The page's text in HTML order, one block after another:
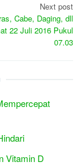
Next post
Cabe, Daging, dll
22 Juli 2016 Pukul
07.03
Vitamin D